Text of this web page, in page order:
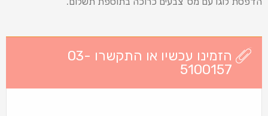
הזמינו עכשיו או התקשרו 03-
5100157